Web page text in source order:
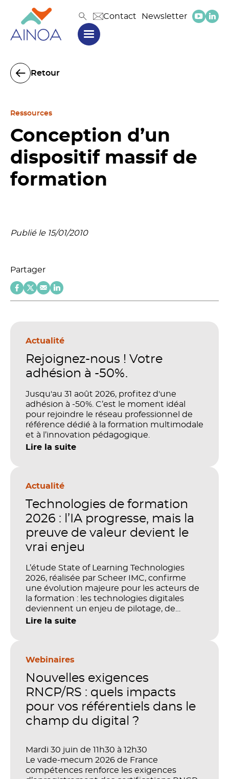
Contact Newsletter
Retour
Ressources
Conception d’un
dispositif massif de
formation
Publié le 15/01/2010
Partager
Actualité
Rejoignez-nous ! Votre
adhésion à -50%.
Jusqu'au 31 août 2026, profitez d'une
adhésion à -50%. C’est le moment idéal
pour rejoindre le réseau professionnel de
référence dédié à la formation multimodale
et à l’innovation pédagogique.
Lire la suite
Actualité
Technologies de formation
2026 : l’IA progresse, mais la
preuve de valeur devient le
vrai enjeu
L’étude State of Learning Technologies
2026, réalisée par Scheer IMC, confirme
une évolution majeure pour les acteurs de
la formation : les technologies digitales
deviennent un enjeu de pilotage, de
performance et de preuve de valeur. IA,
stratégique. Mais comment démontrer
investissements sur les compétences, la
productivité et la performance des
Lire la suite
Webinaires
Nouvelles exigences
RNCP/RS : quels impacts
pour vos référentiels dans le
champ du digital ?
Mardi 30 juin de 11h30 à 12h30
Le vade-mecum 2026 de France
compétences renforce les exigences